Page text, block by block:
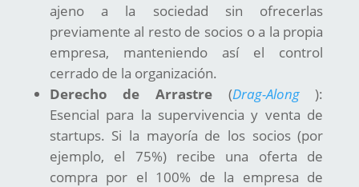
ajeno a la sociedad sin ofrecerlas
previamente al resto de socios o a la propia
empresa, manteniendo así el control
cerrado de la organización.
Derecho de Arrastre (Drag-Along):
Esencial para la supervivencia y venta de
startups. Si la mayoría de los socios (por
ejemplo, el 75%) recibe una oferta de
compra por el 100% de la empresa de